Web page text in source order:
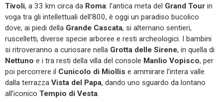
Tivoli, a 33 km circa da Roma: l’antica meta del Grand Tour in
voga tra gli intellettuali dell’800, è oggi un paradiso bucolico
dove, ai piedi della Grande Cascata, si alternano sentieri,
ruscelletti, diverse specie arboree e resti archeologici. I bambini
si ritroveranno a curiosare nella Grotta delle Sirene, in quella di
Nettuno e i tra resti della villa del console Manlio Vopisco, per
poi percorrere il Cunicolo di Miollis e ammirare l’intera valle
dalla terrazza Vista del Papa, dando uno sguardo da lontano
all’iconico Tempio di Vesta.